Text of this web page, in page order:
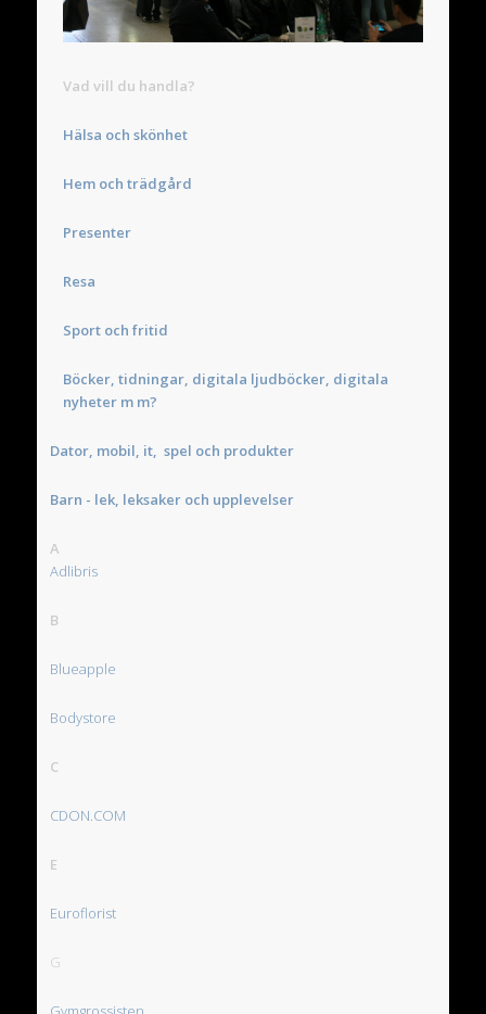
Vad vill du handla?
Hälsa och skönhet
Hem och trädgård
Presenter
Resa
Sport och fritid
Böcker, tidningar, digitala ljudböcker, digitala
nyheter m m?
Dator, mobil, it, spel och produkter
Barn - lek, leksaker och upplevelser
A
Adlibris
B
Blueapple
Bodystore
C
CDON.COM
E
Euroflorist
G